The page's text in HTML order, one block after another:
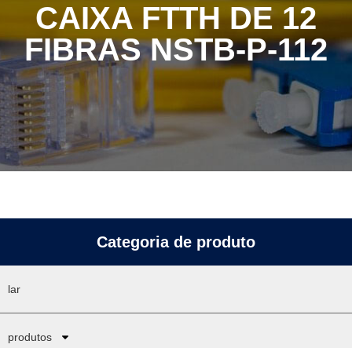
CAIXA FTTH DE 12
FIBRAS NSTB-P-112
Categoria de produto
lar
produtos